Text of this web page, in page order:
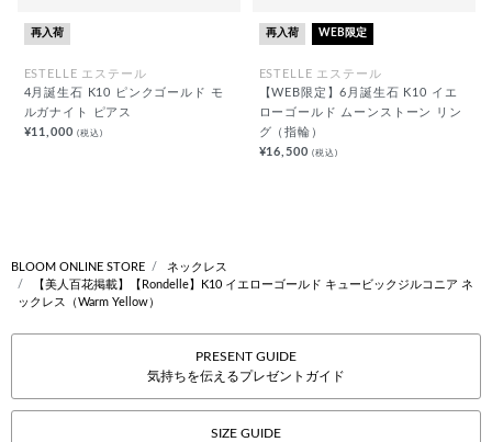
再入荷
ESTELLE エステール
4月誕生石 K10 ピンクゴールド モ
ルガナイト ピアス
¥11,000(税込)
再入荷 WEB限定
ESTELLE エステール
【WEB限定】6月誕生石 K10 イエ
ローゴールド ムーンストーン リン
グ（指輪）
¥16,500(税込)
BLOOM ONLINE STORE
ネックレス
【美人百花掲載】【Rondelle】K10 イエローゴールド キュービックジルコニア ネ
ックレス（Warm Yellow）
PRESENT GUIDE
気持ちを伝えるプレゼントガイド
SIZE GUIDE